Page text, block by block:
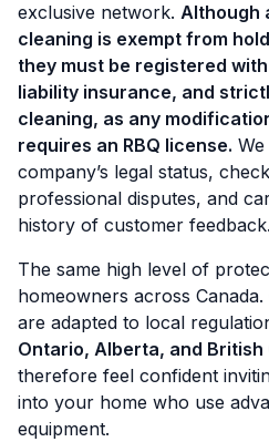
exclusive network. Although
cleaning is exempt from
they must be registered
liability insurance, and
cleaning, as any
requires an RBQ license.
company’s legal status,
professional disputes, and
history of customer feedback.
The same high level of
homeowners across
are adapted to local
Ontario, Alberta, and British
therefore feel confident
into your home who use
equipment.